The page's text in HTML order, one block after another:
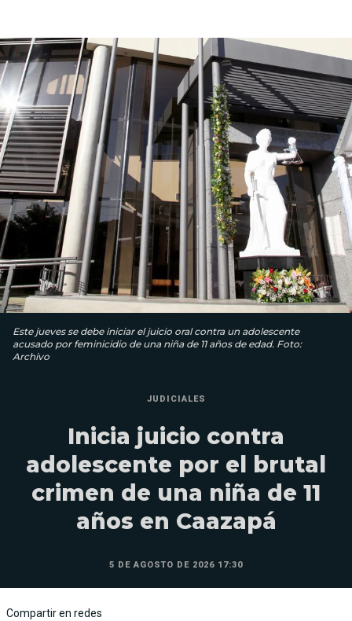
Este jueves se debe iniciar el juicio oral contra un adolescente
acusado por feminicidio de una niña de 11 años de edad. Foto:
Archivo
JUDICIALES
Inicia juicio contra
adolescente por el brutal
crimen de una niña de 11
años en Caazapá
5 DE AGOSTO DE 2026 17:30
Compartir en redes